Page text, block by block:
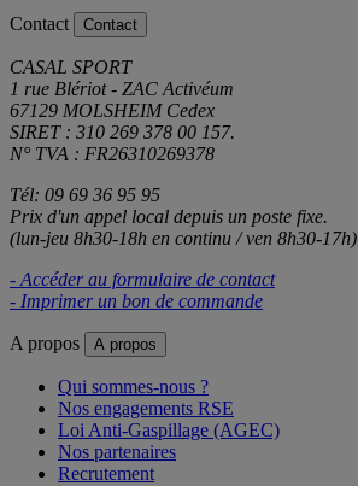
Contact Contact
CASAL SPORT
1 rue Blériot - ZAC Activéum
67129 MOLSHEIM Cedex
SIRET : 310 269 378 00 157.
N° TVA : FR26310269378
Tél: 09 69 36 95 95
Prix d'un appel local depuis un poste fixe.
(lun-jeu 8h30-18h en continu / ven 8h30-17h)
- Accéder au formulaire de contact
- Imprimer un bon de commande
A propos A propos
Qui sommes-nous ?
Nos engagements RSE
Loi Anti-Gaspillage (AGEC)
Nos partenaires
Recrutement